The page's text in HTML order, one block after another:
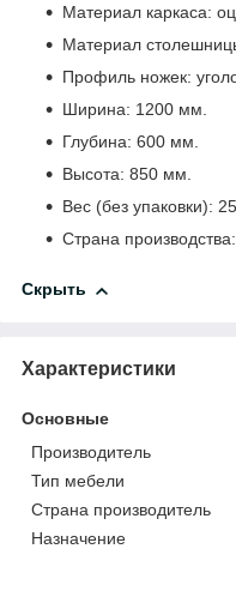
Материал каркаса:
Материал
Профиль ножек:
Ширина: 1200 мм.
Глубина: 600 мм.
Высота: 850 мм.
Вес (без упаковки):
Страна
Скрыть
Характеристики
Основные
Производитель
Тип мебели
Страна производитель
Назначение